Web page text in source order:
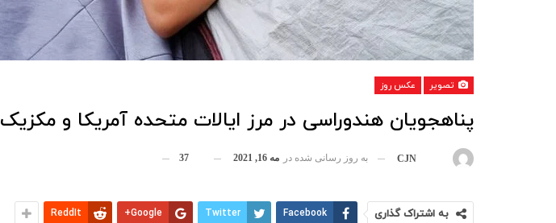
تصویر عکس روز
پناهجویان هندوراسی در مرز ایالات متحده آمریکا و مکزیک
CJN به روز رسانی شده در مه 16, 2021 37
به اشتراک گذاری Facebook
Twitter
Google+
ReddIt